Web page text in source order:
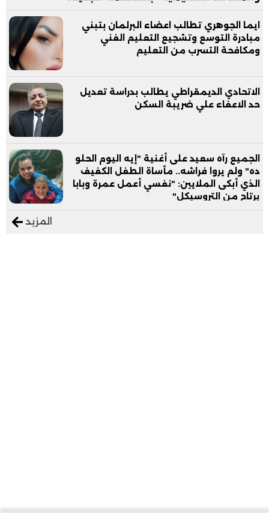
ايما الجوهري تطالب اعضاء البرلمان بتبني
مبادرة التوسع وتشجيع التعليم الفني
ومكافحة التسرب من التعليم
الاتحادي الديمقراطي يطالب بدراسة تعديل
حد الاعفاء علي ضريبة السكن
الجميع رآه سعيد على أغنية "إيه اليوم الحلو
ده" ولم يروا فراشه.. مأساة الطفل الكفيف
الذي أبكى الملايين: "نفسي أعمل عمرة وبابا
يرتاح من التروسيكل"
المزيد